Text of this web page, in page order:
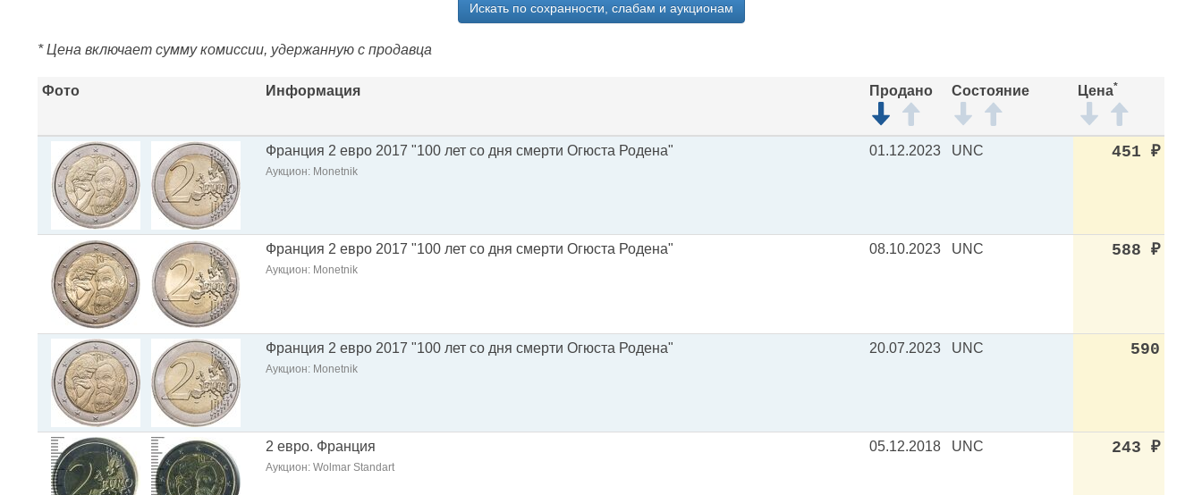
Искать по сохранности, слабам и аукционам
* Цена включает сумму комиссии, удержанную с продавца
Фото Информация Продано Состояние Цена*
Франция 2 евро 2017 "100 лет со дня смерти Огюста Родена"
Аукцион: Monetnik
01.12.2023 UNC 451 ₽
Франция 2 евро 2017 "100 лет со дня смерти Огюста Родена"
Аукцион: Monetnik
08.10.2023 UNC 588 ₽
Франция 2 евро 2017 "100 лет со дня смерти Огюста Родена"
Аукцион: Monetnik
20.07.2023 UNC 590
2 евро. Франция
Аукцион: Wolmar Standart
05.12.2018 UNC 243 ₽